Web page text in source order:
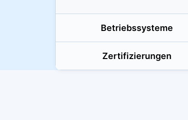
Betriebssysteme
Zertifizierungen